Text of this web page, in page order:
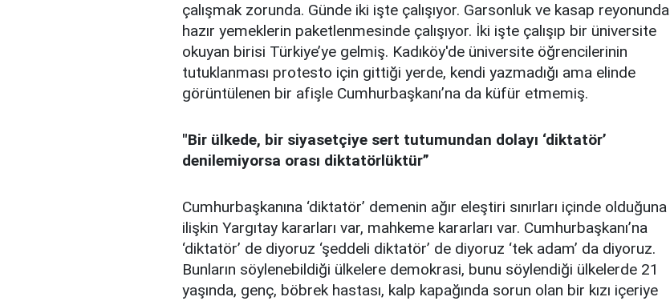
çalışmak zorunda. Günde iki işte çalışıyor. Garsonluk ve kasap reyonunda
hazır yemeklerin paketlenmesinde çalışıyor. İki işte çalışıp bir üniversite
okuyan birisi Türkiye’ye gelmiş. Kadıköy'de üniversite öğrencilerinin
tutuklanması protesto için gittiği yerde, kendi yazmadığı ama elinde
görüntülenen bir afişle Cumhurbaşkanı’na da küfür etmemiş.
"Bir ülkede, bir siyasetçiye sert tutumundan dolayı ‘diktatör’
denilemiyorsa orası diktatörlüktür”
Cumhurbaşkanına ‘diktatör’ demenin ağır eleştiri sınırları içinde olduğuna
ilişkin Yargıtay kararları var, mahkeme kararları var. Cumhurbaşkanı’na
‘diktatör’ de diyoruz ‘şeddeli diktatör’ de diyoruz ‘tek adam’ da diyoruz.
Bunların söylenebildiği ülkelere demokrasi, bunu söylendiği ülkelerde 21
yaşında, genç, böbrek hastası, kalp kapağında sorun olan bir kızı içeriye